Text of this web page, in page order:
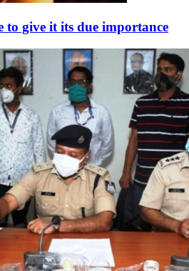
to give it its due importance